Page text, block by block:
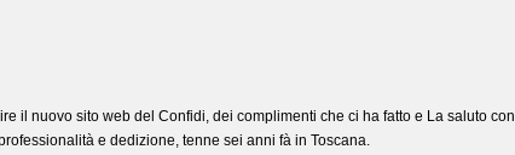
il nuovo sito web del Confidi, dei complimenti che ci ha fatto e La saluto con
e dedizione, tenne sei anni fà in Toscana.